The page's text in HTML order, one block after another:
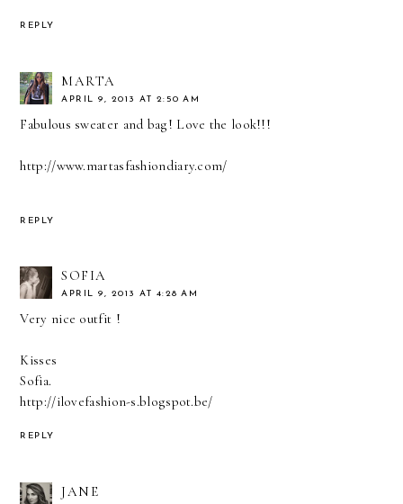
REPLY
MARTA
APRIL 9, 2013 AT 2:50 AM
Fabulous sweater and bag! Love the look!!!
http://www.martasfashiondiary.com/
REPLY
SOFIA
APRIL 9, 2013 AT 4:28 AM
Very nice outfit !
Kisses
Sofia.
http://ilovefashion-s.blogspot.be/
REPLY
JANE